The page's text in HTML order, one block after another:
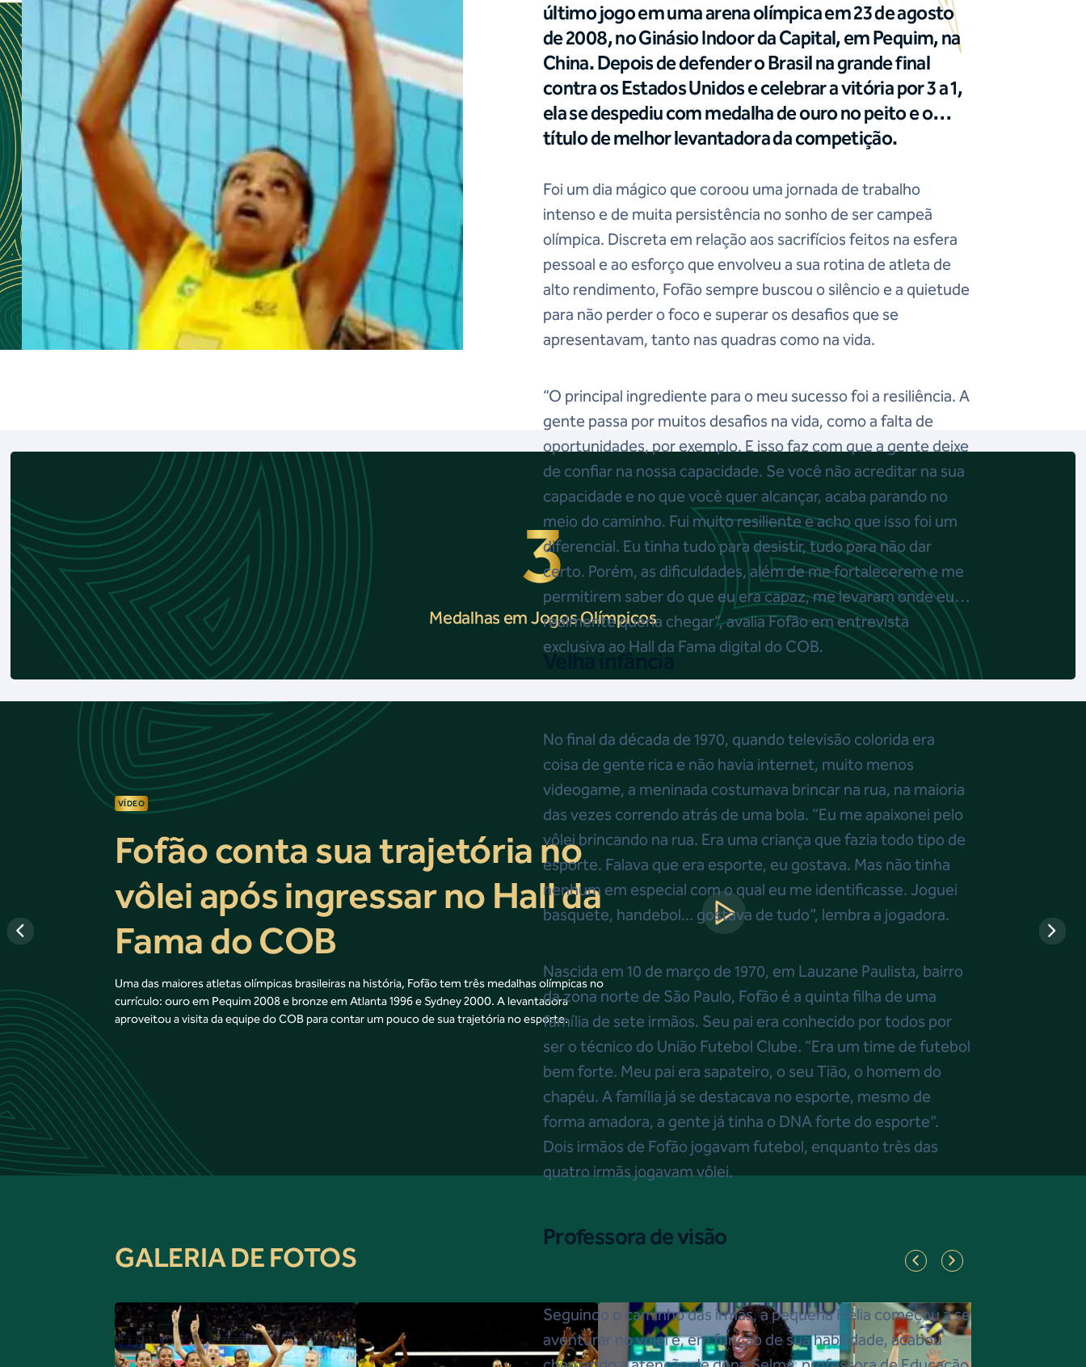
último jogo em uma arena olímpica em 23 de agosto
de 2008, no Ginásio Indoor da Capital, em Pequim, na
China. Depois de defender o Brasil na grande final
contra os Estados Unidos e celebrar a vitória por 3 a 1,
ela se despediu com medalha de ouro no peito e o
título de melhor levantadora da competição.
Foi um dia mágico que coroou uma jornada de trabalho
intenso e de muita persistência no sonho de ser campeã
olímpica. Discreta em relação aos sacrifícios feitos na esfera
pessoal e ao esforço que envolveu a sua rotina de atleta de
alto rendimento, Fofão sempre buscou o silêncio e a quietude
para não perder o foco e superar os desafios que se
apresentavam, tanto nas quadras como na vida.
“O principal ingrediente para o meu sucesso foi a resiliência. A
gente passa por muitos desafios na vida, como a falta de
oportunidades, por exemplo. E isso faz com que a gente deixe
de confiar na nossa capacidade. Se você não acreditar na sua
capacidade e no que você quer alcançar, acaba parando no
meio do caminho. Fui muito resiliente e acho que isso foi um
diferencial. Eu tinha tudo para desistir, tudo para não dar
certo. Porém, as dificuldades, além de me fortalecerem e me
permitirem saber do que eu era capaz, me levaram onde eu
realmente queria chegar”, avalia Fofão em entrevista
exclusiva ao Hall da Fama digital do COB.
Velha infância
No final da década de 1970, quando televisão colorida era
coisa de gente rica e não havia internet, muito menos
videogame, a meninada costumava brincar na rua, na maioria
das vezes correndo atrás de uma bola. “Eu me apaixonei pelo
vôlei brincando na rua. Era uma criança que fazia todo tipo de
esporte. Falava que era esporte, eu gostava. Mas não tinha
nenhum em especial com o qual eu me identificasse. Joguei
basquete, handebol... gostava de tudo”, lembra a jogadora.
Nascida em 10 de março de 1970, em Lauzane Paulista, bairro
da zona norte de São Paulo, Fofão é a quinta filha de uma
família de sete irmãos. Seu pai era conhecido por todos por
ser o técnico do União Futebol Clube. “Era um time de futebol
bem forte. Meu pai era sapateiro, o seu Tião, o homem do
chapéu. A família já se destacava no esporte, mesmo de
forma amadora, a gente já tinha o DNA forte do esporte”.
Dois irmãos de Fofão jogavam futebol, enquanto três das
quatro irmãs jogavam vôlei.
Professora de visão
Seguindo o caminho das irmãs, a pequena Hélia começou a se
aventurar no vôlei e, em função de sua habilidade, acabou
3
Medalhas em Jogos Olímpicos
VÍDEO
Fofão conta sua trajetória no
vôlei após ingressar no Hall da
Fama do COB
Uma das maiores atletas olímpicas brasileiras na história, Fofão tem três medalhas olímpicas no
currículo: ouro em Pequim 2008 e bronze em Atlanta 1996 e Sydney 2000. A levantadora
aproveitou a visita da equipe do COB para contar um pouco de sua trajetória no esporte.
GALERIA DE FOTOS